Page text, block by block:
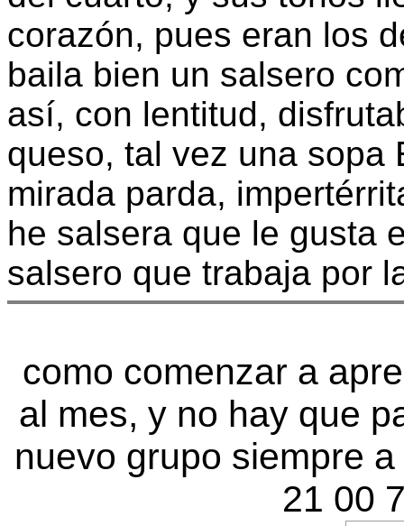
corazón, pues eran los
baila bien un salsero
así, con lentitud,
queso, tal vez una sopa
mirada parda,
he salsera que le gusta
salsero que trabaja por
como comenzar a
al mes, y no hay que
nuevo grupo siempre
21 00